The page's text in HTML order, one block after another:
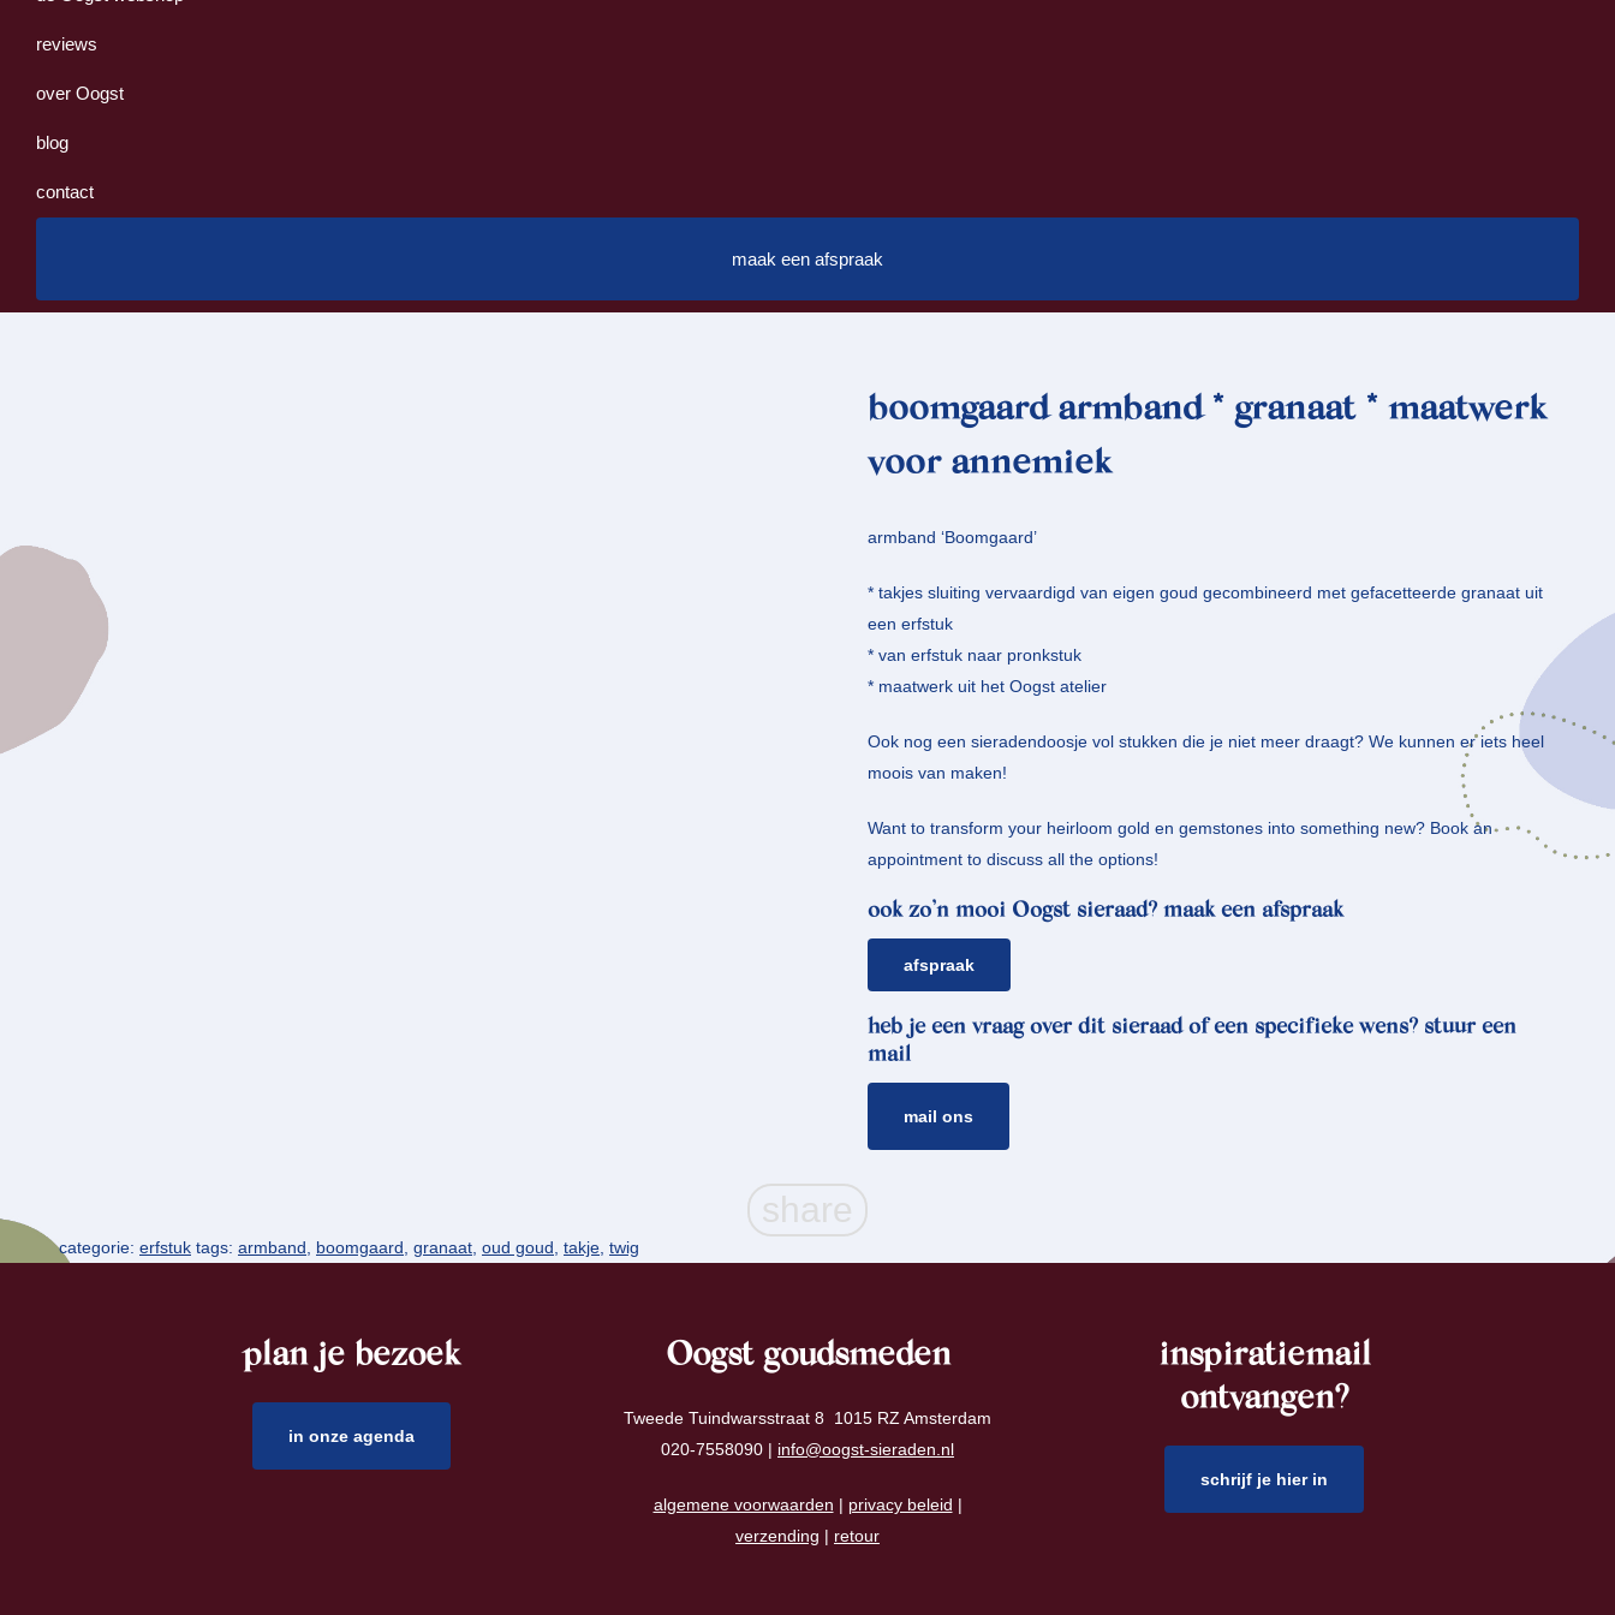
reviews
over Oogst
blog
contact
maak een afspraak
boomgaard armband * granaat * maatwerk
voor annemiek
armband ‘Boomgaard’
* takjes sluiting vervaardigd van eigen goud gecombineerd met gefacetteerde granaat uit
een erfstuk
* van erfstuk naar pronkstuk
* maatwerk uit het Oogst atelier
Ook nog een sieradendoosje vol stukken die je niet meer draagt? We kunnen er iets heel
moois van maken!
Want to transform your heirloom gold en gemstones into something new? Book an
appointment to discuss all the options!
ook zo’n mooi Oogst sieraad? maak een afspraak
afspraak
heb je een vraag over dit sieraad of een specifieke wens? stuur een
mail
mail ons
categorie: erfstuk tags: armband, boomgaard, granaat, oud goud, takje, twig
plan je bezoek
in onze agenda
Oogst goudsmeden
Tweede Tuindwarsstraat 8 1015 RZ Amsterdam
020-7558090 | info@oogst-sieraden.nl
algemene voorwaarden | privacy beleid |
verzending | retour
inspiratiemail
ontvangen?
schrijf je hier in